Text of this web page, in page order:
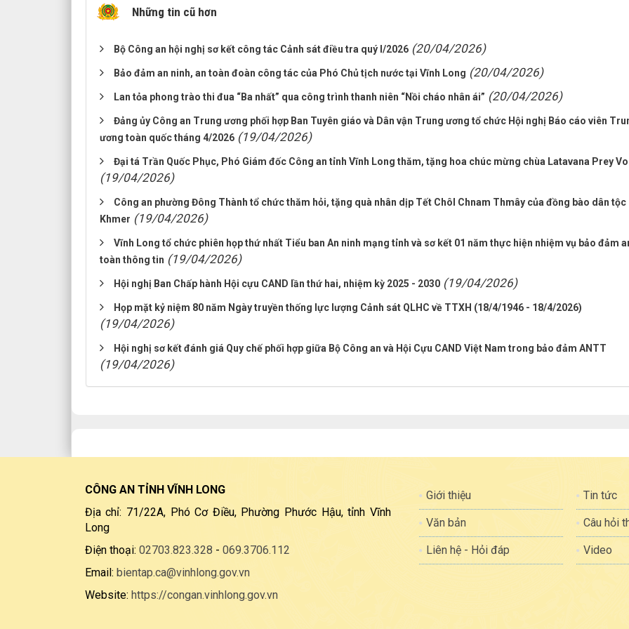
Những tin cũ hơn
Bộ Công an hội nghị sơ kết công tác Cảnh sát điều tra quý I/2026 (20/04/2026)
Bảo đảm an ninh, an toàn đoàn công tác của Phó Chủ tịch nước tại Vĩnh Long (20/04/2026)
Lan tỏa phong trào thi đua “Ba nhất” qua công trình thanh niên “Nồi cháo nhân ái” (20/04/2026)
Đảng ủy Công an Trung ương phối hợp Ban Tuyên giáo và Dân vận Trung ương tổ chức Hội nghị Báo cáo viên
ương toàn quốc tháng 4/2026 (19/04/2026)
Đại tá Trần Quốc Phục, Phó Giám đốc Công an tỉnh Vĩnh Long thăm, tặng hoa chúc mừng chùa Latavana Prey Vo
(19/04/2026)
Công an phường Đông Thành tổ chức thăm hỏi, tặng quà nhân dịp Tết Chôl Chnam Thmây của đồng bào dân tộc
Khmer (19/04/2026)
Vĩnh Long tổ chức phiên họp thứ nhất Tiểu ban An ninh mạng tỉnh và sơ kết 01 năm thực hiện nhiệm vụ bảo đảm
toàn thông tin (19/04/2026)
Hội nghị Ban Chấp hành Hội cựu CAND lần thứ hai, nhiệm kỳ 2025 - 2030 (19/04/2026)
Họp mặt kỷ niệm 80 năm Ngày truyền thống lực lượng Cảnh sát QLHC về TTXH (18/4/1946 - 18/4/2026)
(19/04/2026)
Hội nghị sơ kết đánh giá Quy chế phối hợp giữa Bộ Công an và Hội Cựu CAND Việt Nam trong bảo đảm ANTT
(19/04/2026)
CÔNG AN TỈNH VĨNH LONG
Địa chỉ: 71/22A, Phó Cơ Điều, Phường Phước Hậu, tỉnh Vĩnh
Long
Điện thoại: 02703.823.328 - 069.3706.112
Email: bientap.ca@vinhlong.gov.vn
Website: https://congan.vinhlong.gov.vn
Giới thiệu Tin tức
Văn bản Câu hỏi
Liên hệ - Hỏi đáp Video